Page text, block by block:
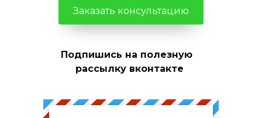
Заказать консультацию
Подпишись на полезную
рассылку вконтакте